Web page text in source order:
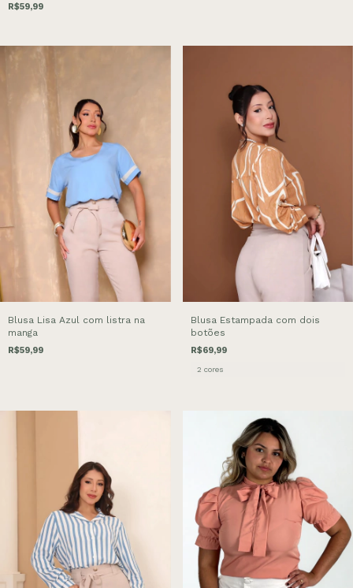
R$59,99
Blusa Lisa Azul com listra na
manga
R$59,99
Blusa Estampada com dois
botões
R$69,99
2 cores